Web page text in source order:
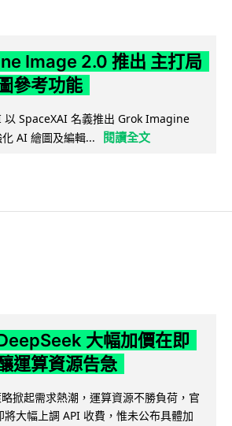
Image 2.0 推出 主打局
參考功能
以 SpaceXAI 名義推出 Grok Imagine
AI 繪圖及編輯...
閱讀全文
大幅加價在即
運算資源告急
掀起需求熱潮，運算資源不勝負荷，官
大幅上調 API 收費，惟未公布具體加